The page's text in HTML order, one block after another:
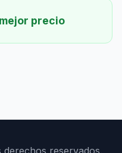
precio
reservados.